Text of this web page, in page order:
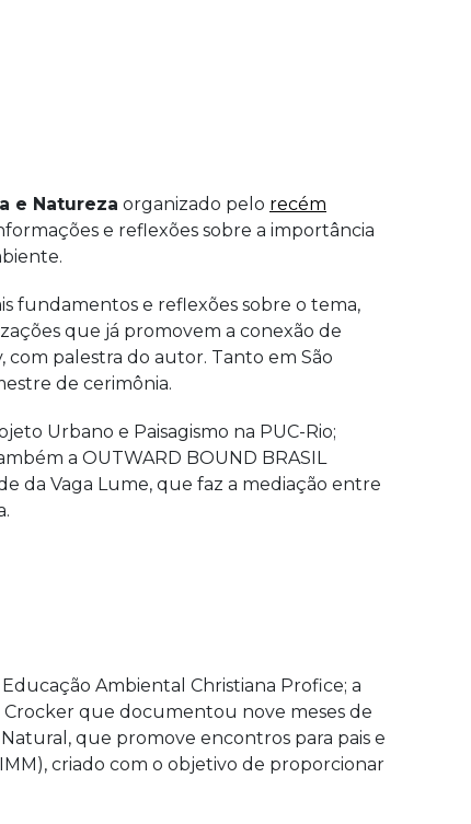
e Natureza organizado pelo recém
e reflexões sobre a importância
fundamentos e reflexões sobre o tema,
que já promovem a conexão de
com palestra do autor. Tanto em São
de cerimônia.
Urbano e Paisagismo na PUC-Rio;
a OUTWARD BOUND BRASIL
da Vaga Lume, que faz a mediação entre
Ambiental Christiana Profice; a
Crocker que documentou nove meses de
que promove encontros para pais e
criado com o objetivo de proporcionar